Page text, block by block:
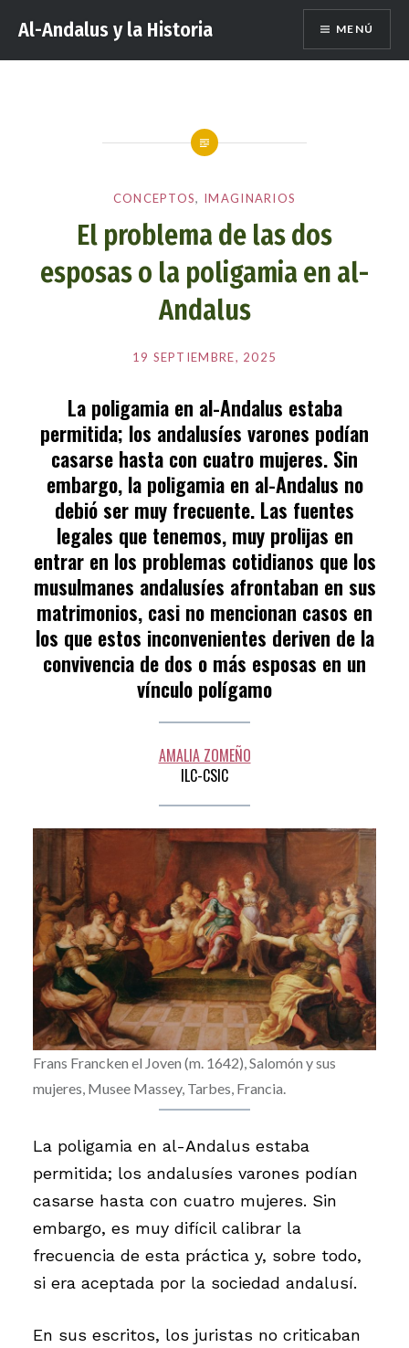
contenido
Al-Andalus y la Historia MENÚ
CONCEPTOS, IMAGINARIOS
El problema de las dos
esposas o la poligamia en al-
Andalus
Publicado
el19 SEPTIEMBRE, 2025
La poligamia en al-Andalus estaba
permitida; los andalusíes varones podían
casarse hasta con cuatro mujeres. Sin
embargo, la poligamia en al-Andalus no
debió ser muy frecuente. Las fuentes
legales que tenemos, muy prolijas en
entrar en los problemas cotidianos que los
musulmanes andalusíes afrontaban en sus
matrimonios, casi no mencionan casos en
los que estos inconvenientes deriven de la
convivencia de dos o más esposas en un
vínculo polígamo
AMALIA ZOMEÑO
ILC-CSIC
Frans Francken el Joven (m. 1642), Salomón y sus
mujeres, Musee Massey, Tarbes, Francia.
La poligamia en al-Andalus estaba
permitida; los andalusíes varones podían
casarse hasta con cuatro mujeres. Sin
embargo, es muy difícil calibrar la
frecuencia de esta práctica y, sobre todo,
si era aceptada por la sociedad andalusí.
En sus escritos, los juristas no criticaban